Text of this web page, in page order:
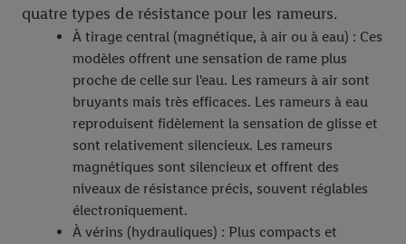
quatre types de résistance pour les rameurs.
À tirage central (magnétique, à air ou à eau) : Ces
modèles offrent une sensation de rame plus
proche de celle sur l'eau. Les rameurs à air sont
bruyants mais très efficaces. Les rameurs à eau
reproduisent fidèlement la sensation de glisse et
sont relativement silencieux. Les rameurs
magnétiques sont silencieux et offrent des
niveaux de résistance précis, souvent réglables
électroniquement.
À vérins (hydrauliques) : Plus compacts et